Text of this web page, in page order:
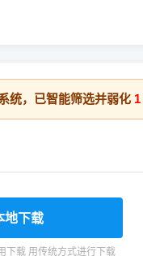
统，已智能筛选并弱化 1
地下载
下载 用传统方式进行下载